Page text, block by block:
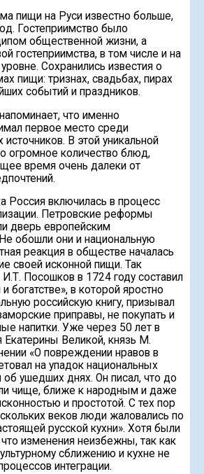
пищи на Руси известно больше,
Гостеприимство было
общественной жизни, а
гостеприимства, в том числе и на
Сохранились известия о
пищи: тризнах, свадьбах, пирах
событий и праздников.
что именно
первое место среди
источников. В этой уникальной
огромное количество блюд,
время очень далеки от
Россия включилась в процесс
Петровские реформы
дверь европейским
обошли они и национальную
реакция в обществе началась
своей исконной пищи. Так
Посошков в 1724 году составил
и богатстве», в которой яростно
российскую книгу, призывал
приправы, не покупать и
напитки. Уже через 50 лет в
Екатерины Великой, князь М.
«О повреждении нравов в
на упадок национальных
об ушедших днях. Он писал, что до
чище, ближе к народным и даже
и простотой. С тех пор
веков люди жаловались по
русской кухни». Хотя были
что изменения неизбежны, так как
сближению и кухне не
интеграции.